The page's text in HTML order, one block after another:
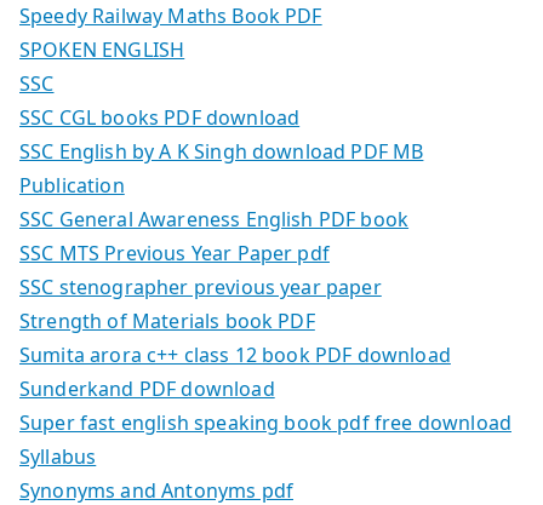
Speedy Railway Maths Book PDF
SPOKEN ENGLISH
SSC
SSC CGL books PDF download
SSC English by A K Singh download PDF MB
Publication
SSC General Awareness English PDF book
SSC MTS Previous Year Paper pdf
SSC stenographer previous year paper
Strength of Materials book PDF
Sumita arora c++ class 12 book PDF download
Sunderkand PDF download
Super fast english speaking book pdf free download
Syllabus
Synonyms and Antonyms pdf